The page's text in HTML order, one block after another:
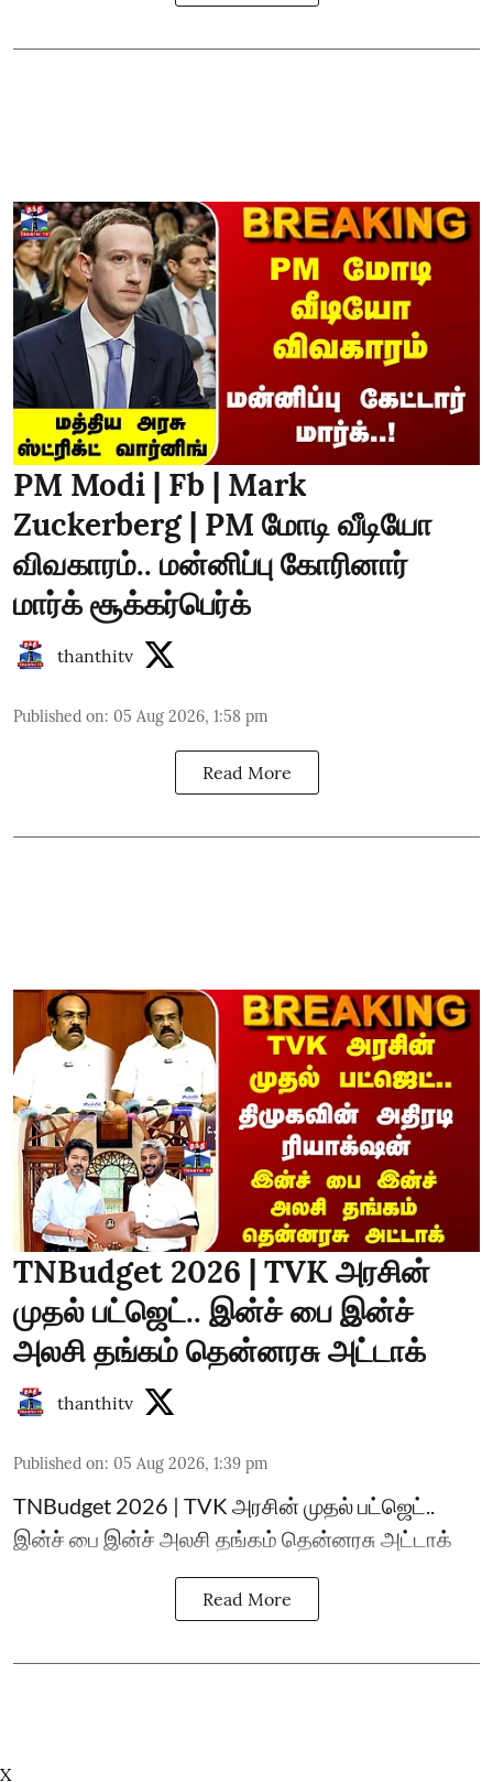
PM Modi | Fb | Mark
Zuckerberg | PM மோடி வீடியோ
விவகாரம்.. மன்னிப்பு கோரினார்
மார்க் சூக்கர்பெர்க்
thanthitv
Published on: 05 Aug 2026, 1:58 pm
Read More
TNBudget 2026 | TVK அரசின்
முதல் பட்ஜெட்.. இன்ச் பை இன்ச்
அலசி தங்கம் தென்னரசு அட்டாக்
thanthitv
Published on: 05 Aug 2026, 1:39 pm
TNBudget 2026 | TVK அரசின் முதல் பட்ஜெட்..
இன்ச் பை இன்ச் அலசி தங்கம் தென்னரசு அட்டாக்
Read More
X